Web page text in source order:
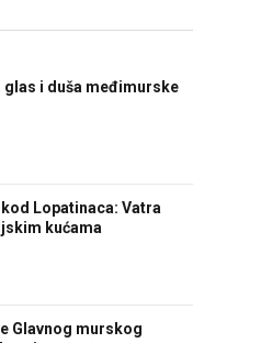
glas i duša međimurske
Lopatinaca: Vatra
kućama
Glavnog murskog